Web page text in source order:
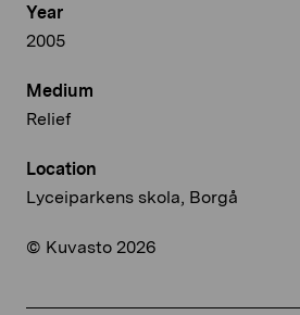
Year
2005
Medium
Relief
Location
Lyceiparkens skola, Borgå
© Kuvasto 2026